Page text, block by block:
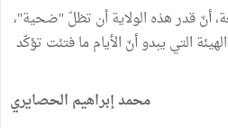
أنّ قدر هذه الولاية أن تظلّ "ضحية"،
التي يبدو أنّ الأيام ما فتئت تؤكّد
محمد إبراهيم الحصايري